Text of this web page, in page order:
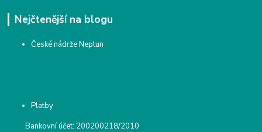
Nejčtenější na blogu
České nádrže Neptun
Platby
Bankovní účet: 200200218/2010